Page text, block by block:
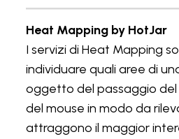
Heat Mapping by HotJar
I servizi di Heat Mapping
individuare quali aree di
oggetto del passaggio del
del mouse in modo da
attraggono il maggior